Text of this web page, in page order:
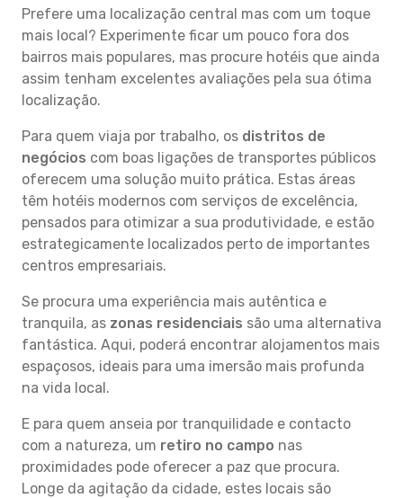
Prefere uma localização central mas com um toque
mais local? Experimente ficar um pouco fora dos
bairros mais populares, mas procure hotéis que ainda
assim tenham excelentes avaliações pela sua ótima
localização.
Para quem viaja por trabalho, os distritos de
negócios com boas ligações de transportes públicos
oferecem uma solução muito prática. Estas áreas
têm hotéis modernos com serviços de excelência,
pensados para otimizar a sua produtividade, e estão
estrategicamente localizados perto de importantes
centros empresariais.
Se procura uma experiência mais autêntica e
tranquila, as zonas residenciais são uma alternativa
fantástica. Aqui, poderá encontrar alojamentos mais
espaçosos, ideais para uma imersão mais profunda
na vida local.
E para quem anseia por tranquilidade e contacto
com a natureza, um retiro no campo nas
proximidades pode oferecer a paz que procura.
Longe da agitação da cidade, estes locais são